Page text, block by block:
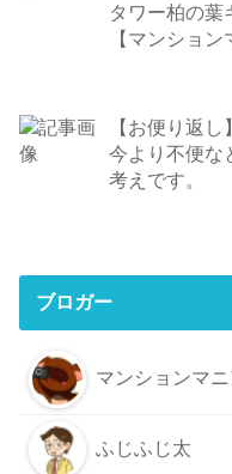
タワー柏の葉
【マンション
【お便り返
今より不便な
考えです。
ブロガー
マンションマ
ふじふじ太